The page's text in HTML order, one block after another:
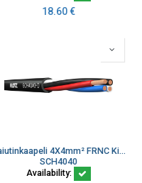
18.60€
Kaiutinkaapeli 4X4mm² FRNC Kierretty Musta Dca 200m
SCH4040
Availability: